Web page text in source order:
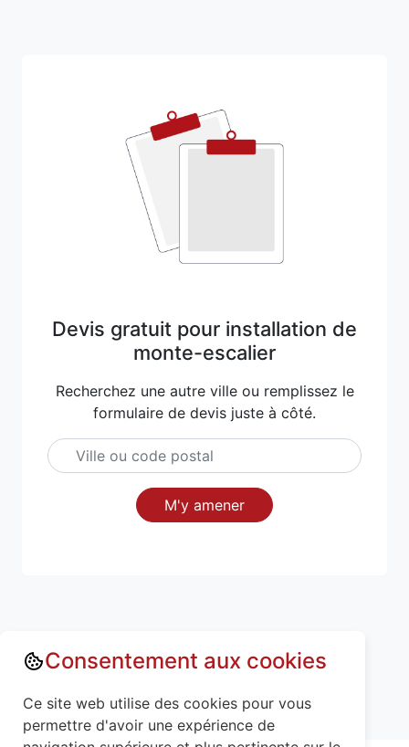
Devis gratuit pour installation de
monte-escalier
Recherchez une autre ville ou remplissez le
formulaire de devis juste à côté.
M'y amener
Annuaire : Monte escalier
Savoie (73)
Chignin (73800)
Consentement aux cookies
Ce site web utilise des cookies pour vous
permettre d'avoir une expérience de